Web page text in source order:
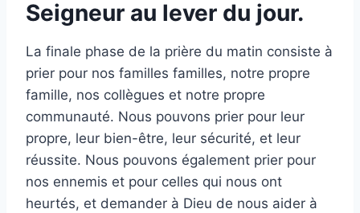
Seigneur au lever du jour.
La finale phase de la prière du matin consiste à
prier pour nos familles familles, notre propre
famille, nos collègues et notre propre
communauté. Nous pouvons prier pour leur
propre, leur bien-être, leur sécurité, et leur
réussite. Nous pouvons également prier pour
nos ennemis et pour celles qui nous ont
heurtés, et demander à Dieu de nous aider à